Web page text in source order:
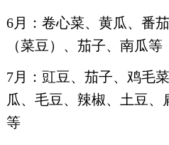
6月：卷心菜、黄瓜、番
（菜豆）、茄子、南瓜等
7月：豇豆、茄子、鸡毛
瓜、毛豆、辣椒、土豆
等